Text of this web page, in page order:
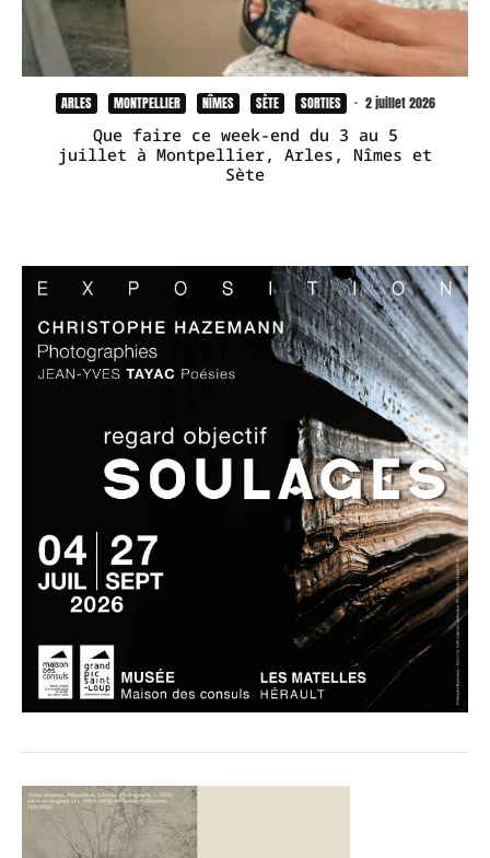
ARLES MONTPELLIER NÎMES SÈTE SORTIES · 2 juillet 2026
Que faire ce week-end du 3 au 5
juillet à Montpellier, Arles, Nîmes et
Sète